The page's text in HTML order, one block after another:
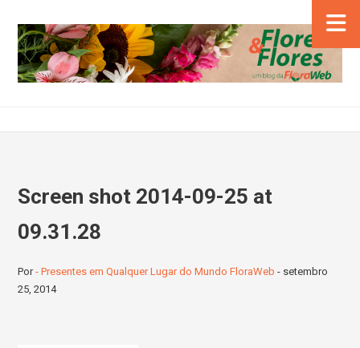
Screen shot 2014-09-25 at
09.31.28
Por- Presentes em Qualquer Lugar do Mundo FloraWeb - setembro
25, 2014